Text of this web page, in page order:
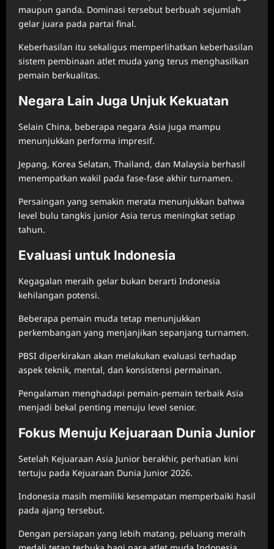
maupun ganda. Dominasi tersebut berbuah sejumlah
gelar juara pada partai final.
Keberhasilan itu sekaligus memperlihatkan keberhasilan
sistem pembinaan atlet muda yang terus menghasilkan
pemain berkualitas.
Negara Lain Juga Unjuk Kekuatan
Selain China, beberapa negara Asia juga mampu
menunjukkan performa impresif.
Jepang, Korea Selatan, Thailand, dan Malaysia berhasil
menempatkan wakil pada fase-fase akhir turnamen.
Persaingan yang semakin merata menunjukkan bahwa
level bulu tangkis junior Asia terus meningkat setiap
tahun.
Evaluasi untuk Indonesia
Kegagalan meraih gelar bukan berarti Indonesia
kehilangan potensi.
Beberapa pemain muda tetap menunjukkan
perkembangan yang menjanjikan sepanjang turnamen.
PBSI diperkirakan akan melakukan evaluasi terhadap
aspek teknik, mental, dan konsistensi permainan.
Pengalaman menghadapi pemain-pemain terbaik Asia
menjadi bekal penting menuju level senior.
Fokus Menuju Kejuaraan Dunia Junior
Setelah Kejuaraan Asia Junior berakhir, perhatian kini
tertuju pada Kejuaraan Dunia Junior 2026.
Indonesia masih memiliki kesempatan memperbaiki hasil
pada ajang tersebut.
Dengan persiapan yang lebih matang, peluang meraih